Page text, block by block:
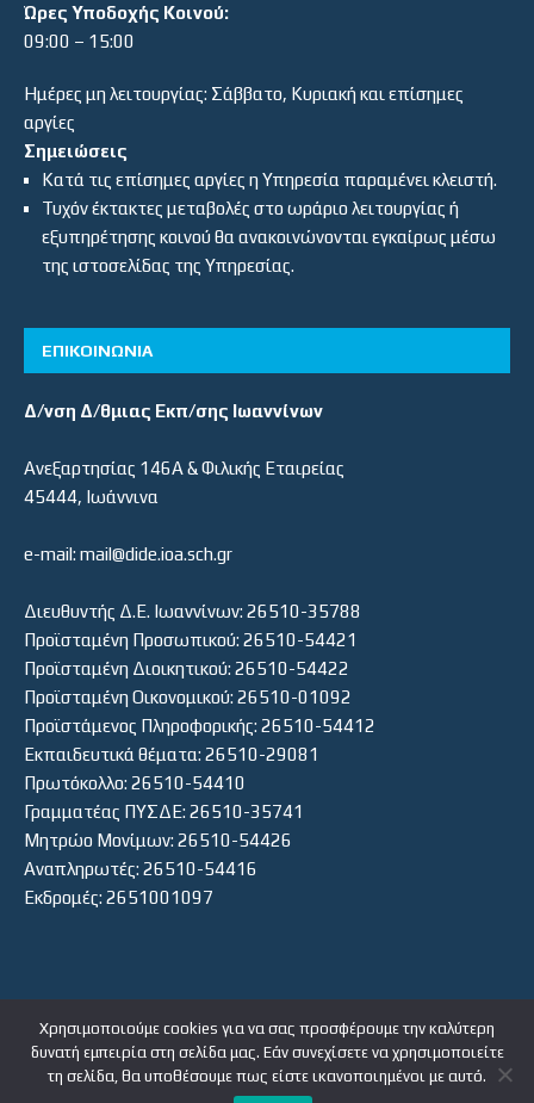
Ώρες Υποδοχής Κοινού:
09:00 – 15:00
Ημέρες μη λειτουργίας: Σάββατο, Κυριακή και επίσημες
αργίες
Σημειώσεις
Κατά τις επίσημες αργίες η Υπηρεσία παραμένει κλειστή.
Τυχόν έκτακτες μεταβολές στο ωράριο λειτουργίας ή
εξυπηρέτησης κοινού θα ανακοινώνονται εγκαίρως μέσω
της ιστοσελίδας της Υπηρεσίας.
ΕΠΙΚΟΙΝΩΝΙΑ
Δ/νση Δ/θμιας Εκπ/σης Ιωαννίνων
Ανεξαρτησίας 146Α & Φιλικής Εταιρείας
45444, Ιωάννινα
e-mail: mail@dide.ioa.sch.gr
Διευθυντής Δ.Ε. Ιωαννίνων: 26510-35788
Προϊσταμένη Προσωπικού: 26510-54421
Προϊσταμένη Διοικητικού: 26510-54422
Προϊσταμένη Οικονομικού: 26510-01092
Προϊστάμενος Πληροφορικής: 26510-54412
Εκπαιδευτικά θέματα: 26510-29081
Πρωτόκολλο: 26510-54410
Γραμματέας ΠΥΣΔΕ: 26510-35741
Μητρώο Μονίμων: 26510-54426
Αναπληρωτές: 26510-54416
Εκδρομές: 2651001097
ΕΙΣΟΔΟΣ ΧΡΗΣΤΗ
Χρησιμοποιούμε cookies για να σας προσφέρουμε την καλύτερη
δυνατή εμπειρία στη σελίδα μας. Εάν συνεχίσετε να χρησιμοποιείτε
τη σελίδα, θα υποθέσουμε πως είστε ικανοποιημένοι με αυτό.